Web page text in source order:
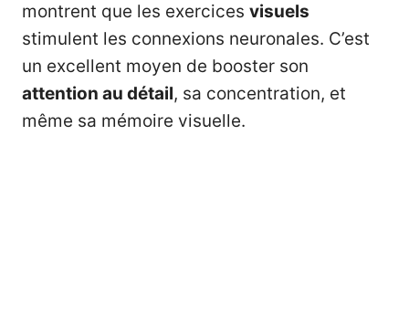
montrent que les exercices visuels
stimulent les connexions neuronales. C’est
un excellent moyen de booster son
attention au détail, sa concentration, et
même sa mémoire visuelle.